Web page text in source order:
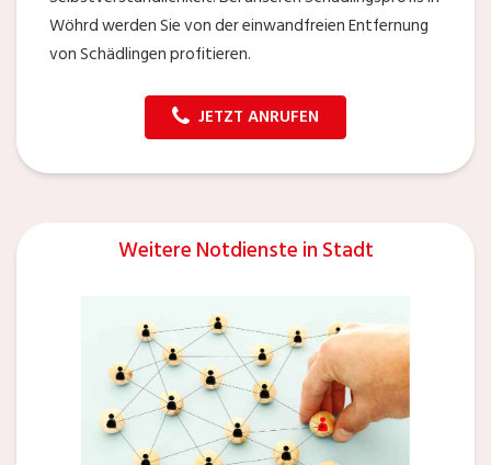
Wöhrd werden Sie von der einwandfreien Entfernung
von Schädlingen profitieren.
JETZT ANRUFEN
Weitere Notdienste in Stadt